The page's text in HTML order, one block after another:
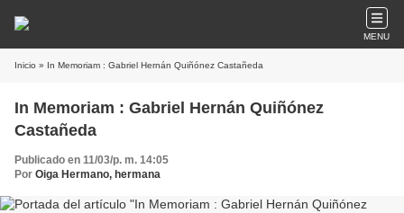
MENU
Inicio » In Memoriam : Gabriel Hernán Quiñónez Castañeda
In Memoriam : Gabriel Hernán Quiñónez
Castañeda
Publicado en 11/03/p. m. 14:05
Por Oiga Hermano, hermana